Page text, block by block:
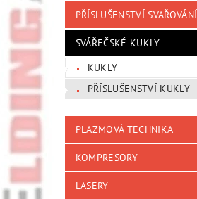
PŘÍSLUŠENSTVÍ SVAŘOVÁNÍ
SVÁŘEČSKÉ KUKLY
KUKLY
PŘÍSLUŠENSTVÍ KUKLY
PLAZMOVÁ TECHNIKA
KOMPRESORY
LASERY